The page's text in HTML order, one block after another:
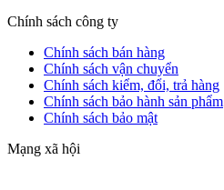
Chính sách công ty
Chính sách bán hàng
Chính sách vận chuyển
Chính sách kiểm, đổi, trả hàng
Chính sách bảo hành sản phẩm
Chính sách bảo mật
Mạng xã hội